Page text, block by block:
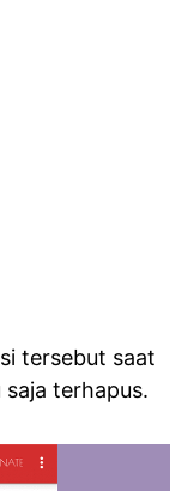
tersebut saat
terhapus.